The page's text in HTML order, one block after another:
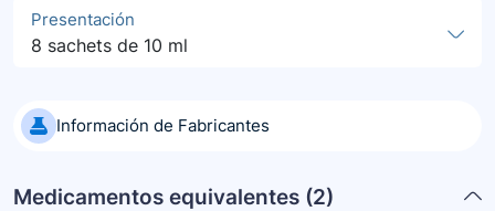
Presentación
8 sachets de 10 ml
Información de Fabricantes
Medicamentos equivalentes (2)